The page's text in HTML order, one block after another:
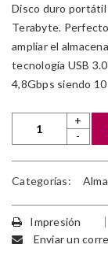
Disco duro portátil
Terabyte.
ampliar el
tecnología USB
4,8Gbps siendo
Categorías:
Impresión
Enviar un